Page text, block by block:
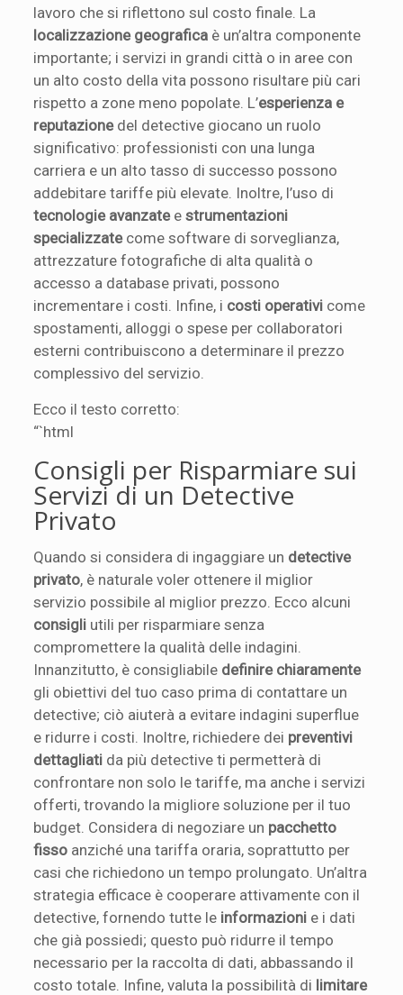
lavoro che si riflettono sul costo finale. La
localizzazione geografica è un’altra componente
importante; i servizi in grandi città o in aree con
un alto costo della vita possono risultare più cari
rispetto a zone meno popolate. L’esperienza e
reputazionedel detective giocano un ruolo
significativo: professionisti con una lunga
carriera e un alto tasso di successo possono
addebitare tariffe più elevate. Inoltre, l’uso di
tecnologie avanzateestrumentazioni
specializzatecome software di sorveglianza,
attrezzature fotografiche di alta qualità o
accesso a database privati, possono
incrementare i costi. Infine, i costi operativi come
spostamenti, alloggi o spese per collaboratori
esterni contribuiscono a determinare il prezzo
complessivo del servizio.
Ecco il testo corretto:
“`html
Consigli per Risparmiare sui
Servizi di un Detective
Privato
Quando si considera di ingaggiare un detective
privato, è naturale voler ottenere il miglior
servizio possibile al miglior prezzo. Ecco alcuni
consigli utili per risparmiare senza
compromettere la qualità delle indagini.
Innanzitutto, è consigliabile definire chiaramente
gli obiettivi del tuo caso prima di contattare un
detective; ciò aiuterà a evitare indagini superflue
e ridurre i costi. Inoltre, richiedere dei preventivi
dettagliati da più detective ti permetterà di
confrontare non solo le tariffe, ma anche i servizi
offerti, trovando la migliore soluzione per il tuo
budget. Considera di negoziare un pacchetto
fisso anziché una tariffa oraria, soprattutto per
casi che richiedono un tempo prolungato. Un’altra
strategia efficace è cooperare attivamente con il
detective, fornendo tutte le informazioni e i dati
che già possiedi; questo può ridurre il tempo
necessario per la raccolta di dati, abbassando il
costo totale. Infine, valuta la possibilità di limitare